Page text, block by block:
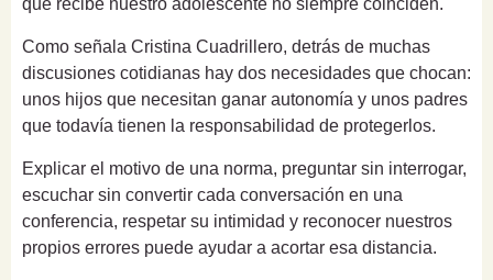
que recibe nuestro adolescente no siempre coinciden.
Como señala Cristina Cuadrillero, detrás de muchas
discusiones cotidianas hay dos necesidades que chocan:
unos hijos que necesitan ganar autonomía y unos padres
que todavía tienen la responsabilidad de protegerlos.
Explicar el motivo de una norma, preguntar sin interrogar,
escuchar sin convertir cada conversación en una
conferencia, respetar su intimidad y reconocer nuestros
propios errores puede ayudar a acortar esa distancia.